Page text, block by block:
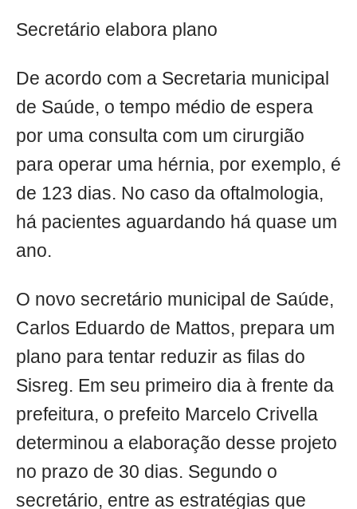
Secretário elabora plano
De acordo com a Secretaria municipal
de Saúde, o tempo médio de espera
por uma consulta com um cirurgião
para operar uma hérnia, por exemplo, é
de 123 dias. No caso da oftalmologia,
há pacientes aguardando há quase um
ano.
O novo secretário municipal de Saúde,
Carlos Eduardo de Mattos, prepara um
plano para tentar reduzir as filas do
Sisreg. Em seu primeiro dia à frente da
prefeitura, o prefeito Marcelo Crivella
determinou a elaboração desse projeto
no prazo de 30 dias. Segundo o
secretário, entre as estratégias que